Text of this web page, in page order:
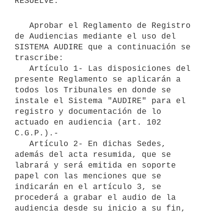
de Audiencias mediante el uso del
SISTEMA AUDIRE que a continuación se
trascribe:
presente Reglamento se aplicarán a
todos los Tribunales en donde se
instale el Sistema "AUDIRE" para el
registro y documentación de lo
actuado en audiencia (art. 102
C.G.P.).-
además del acta resumida, que se
labrará y será emitida en soporte
papel con las menciones que se
indicarán en el artículo 3, se
procederá a grabar el audio de la
audiencia desde su inicio a su fin,